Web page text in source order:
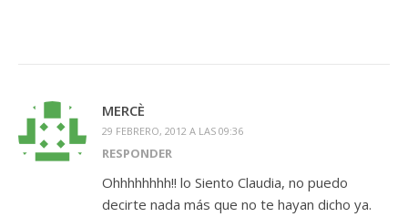
MERCÈ
29 FEBRERO, 2012 A LAS 09:36
RESPONDER
Ohhhhhhhh!! lo Siento Claudia, no puedo
decirte nada más que no te hayan dicho ya.